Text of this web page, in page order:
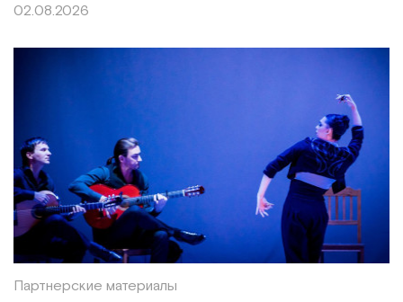
02.08.2026
Партнерские материалы